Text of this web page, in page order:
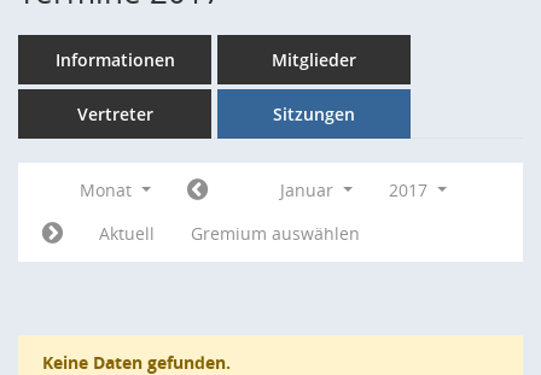
Informationen Mitglieder
Vertreter Sitzungen
Monat Januar
2017
Aktuell
Gremium auswählen
Keine Daten gefunden.